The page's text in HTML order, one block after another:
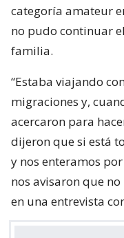
categoría amateur
no pudo continuar
familia.
“Estaba viajando
migraciones y,
acercaron para
dijeron que si está
y nos enteramos
nos avisaron que
en una entrevista